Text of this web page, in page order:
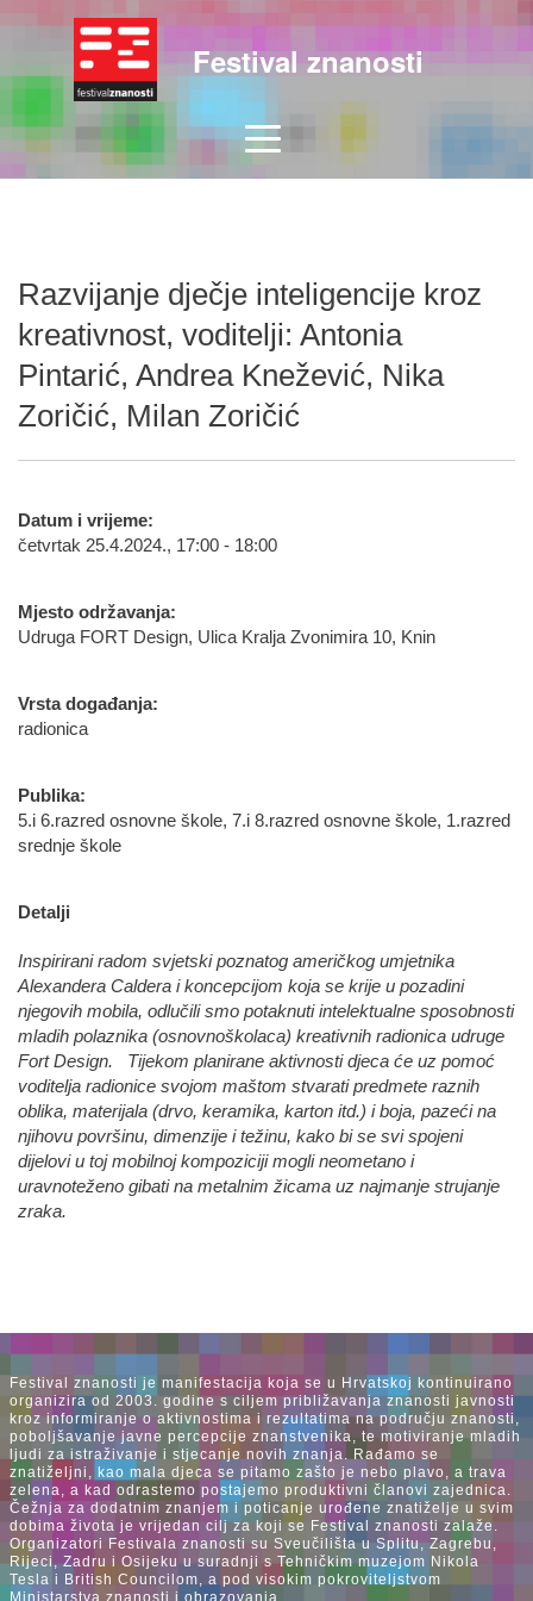
Festival znanosti
Razvijanje dječje inteligencije kroz
kreativnost, voditelji: Antonia
Pintarić, Andrea Knežević, Nika
Zoričić, Milan Zoričić
Datum i vrijeme:
četvrtak 25.4.2024., 17:00 - 18:00
Mjesto održavanja:
Udruga FORT Design, Ulica Kralja Zvonimira 10, Knin
Vrsta događanja:
radionica
Publika:
5.i 6.razred osnovne škole, 7.i 8.razred osnovne škole, 1.razred
srednje škole
Detalji
Inspirirani radom svjetski poznatog američkog umjetnika
Alexandera Caldera i koncepcijom koja se krije u pozadini
njegovih mobila, odlučili smo potaknuti intelektualne sposobnosti
mladih polaznika (osnovnoškolaca) kreativnih radionica udruge
Fort Design. Tijekom planirane aktivnosti djeca će uz pomoć
voditelja radionice svojom maštom stvarati predmete raznih
oblika, materijala (drvo, keramika, karton itd.) i boja, pazeći na
njihovu površinu, dimenzije i težinu, kako bi se svi spojeni
dijelovi u toj mobilnoj kompoziciji mogli neometano i
uravnoteženo gibati na metalnim žicama uz najmanje strujanje
zraka.
Festival znanosti je manifestacija koja se u Hrvatskoj kontinuirano
organizira od 2003. godine s ciljem približavanja znanosti javnosti
kroz informiranje o aktivnostima i rezultatima na području znanosti,
poboljšavanje javne percepcije znanstvenika, te motiviranje mladih
ljudi za istraživanje i stjecanje novih znanja. Rađamo se
znatiželjni, kao mala djeca se pitamo zašto je nebo plavo, a trava
zelena, a kad odrastemo postajemo produktivni članovi zajednica.
Čežnja za dodatnim znanjem i poticanje urođene znatiželje u svim
dobima života je vrijedan cilj za koji se Festival znanosti zalaže.
Organizatori Festivala znanosti su Sveučilišta u Splitu, Zagrebu,
Rijeci, Zadru i Osijeku u suradnji s Tehničkim muzejom Nikola
Tesla i British Councilom, a pod visokim pokroviteljstvom
Ministarstva znanosti i obrazovanja.